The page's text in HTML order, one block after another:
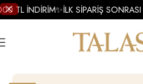
Altın Yüzükler
TL İNDİRİM✨İLK SİPARİŞ